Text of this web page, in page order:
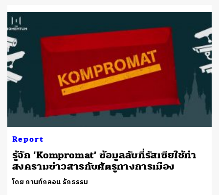
Report
รู้จัก ‘Kompromat’ ข้อมูลลับที่รัสเซียใช้ทำ
สงครามข่าวสารกับศัตรูทางการเมือง
โดย กานท์กลอน รักธรรม